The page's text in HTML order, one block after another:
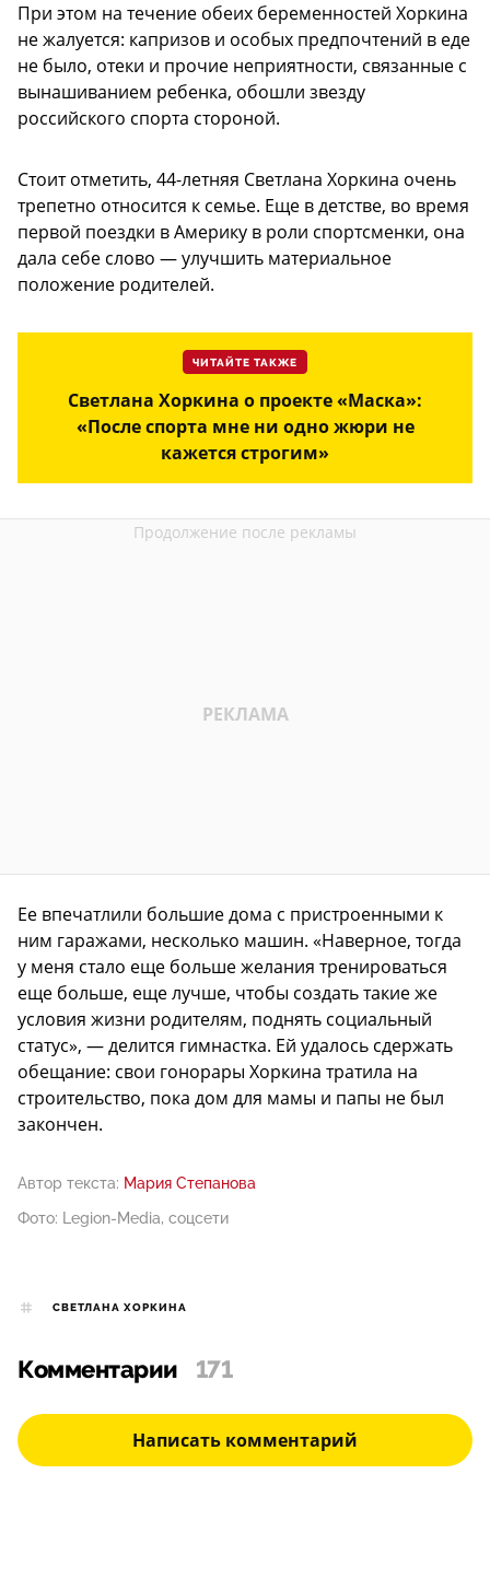
При этом на течение обеих беременностей Хоркина
не жалуется: капризов и особых предпочтений в еде
не было, отеки и прочие неприятности, связанные с
вынашиванием ребенка, обошли звезду
российского спорта стороной.
Стоит отметить, 44-летняя Светлана Хоркина очень
трепетно относится к семье. Еще в детстве, во время
первой поездки в Америку в роли спортсменки, она
дала себе слово — улучшить материальное
положение родителей.
ЧИТАЙТЕ ТАКЖЕ
Светлана Хоркина о проекте «Маска»:
«После спорта мне ни одно жюри не
кажется строгим»
Ее впечатлили большие дома с пристроенными к
ним гаражами, несколько машин. «Наверное, тогда
у меня стало еще больше желания тренироваться
еще больше, еще лучше, чтобы создать такие же
условия жизни родителям, поднять социальный
статус», — делится гимнастка. Ей удалось сдержать
обещание: свои гонорары Хоркина тратила на
строительство, пока дом для мамы и папы не был
закончен.
Автор текста: Мария Степанова
Фото: Legion-Media, соцсети
СВЕТЛАНА ХОРКИНА
Комментарии 171
Написать комментарий